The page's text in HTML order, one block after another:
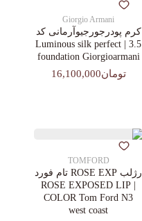
Giorgio Armani
کرم پودرجورجیوآرمانی کد
3.5 | Luminous silk perfect
foundation Giorgioarmani
تومان16,100,000
TOMFORD
رژلب ROSE EXP تام فورد
| ROSE EXPOSED LIP
COLOR Tom Ford N3
west coast